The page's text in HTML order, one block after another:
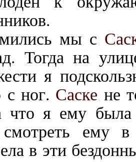
мы с
Тогда на
я
с ног. Саске не
что я ему была
ему
в эти